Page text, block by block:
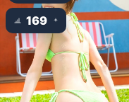
169